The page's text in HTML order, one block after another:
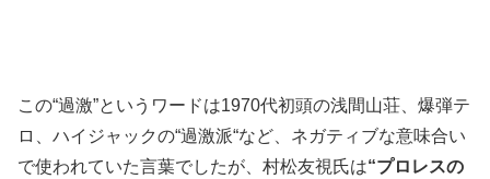
この“過激”というワードは1970代初頭の浅間山荘、爆弾テ
ロ、ハイジャックの“過激派“など、ネガティブな意味合い
で使われていた言葉でしたが、村松友視氏は“プロレスの